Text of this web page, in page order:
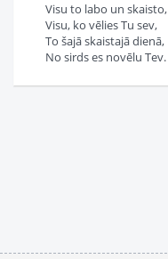
Visu to labo un skaisto,
Visu, ko vēlies Tu sev,
To šajā skaistajā dienā,
No sirds es novēlu Tev.